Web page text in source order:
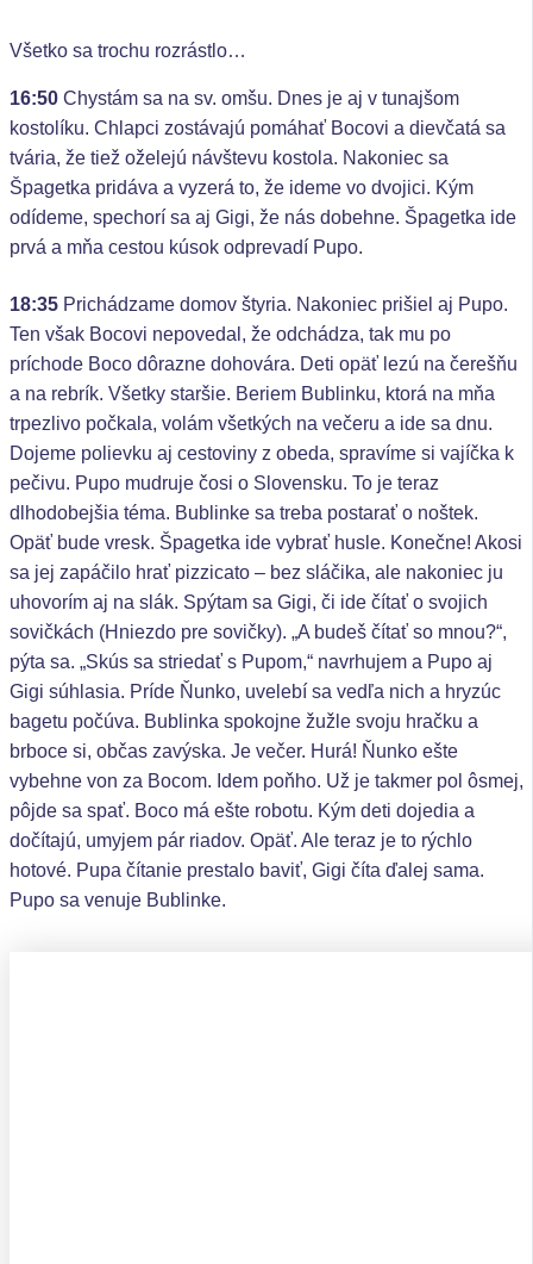
Všetko sa trochu rozrástlo…
16:50 Chystám sa na sv. omšu. Dnes je aj v tunajšom
kostolíku. Chlapci zostávajú pomáhať Bocovi a dievčatá sa
tvária, že tiež oželejú návštevu kostola. Nakoniec sa
Špagetka pridáva a vyzerá to, že ideme vo dvojici. Kým
odídeme, spechorí sa aj Gigi, že nás dobehne. Špagetka ide
prvá a mňa cestou kúsok odprevadí Pupo.
18:35 Prichádzame domov štyria. Nakoniec prišiel aj Pupo.
Ten však Bocovi nepovedal, že odchádza, tak mu po
príchode Boco dôrazne dohovára. Deti opäť lezú na čerešňu
a na rebrík. Všetky staršie. Beriem Bublinku, ktorá na mňa
trpezlivo počkala, volám všetkých na večeru a ide sa dnu.
Dojeme polievku aj cestoviny z obeda, spravíme si vajíčka k
pečivu. Pupo mudruje čosi o Slovensku. To je teraz
dlhodobejšia téma. Bublinke sa treba postarať o noštek.
Opäť bude vresk. Špagetka ide vybrať husle. Konečne! Akosi
sa jej zapáčilo hrať pizzicato – bez sláčika, ale nakoniec ju
uhovorím aj na slák. Spýtam sa Gigi, či ide čítať o svojich
sovičkách (Hniezdo pre sovičky). „A budeš čítať so mnou?“,
pýta sa. „Skús sa striedať s Pupom,“ navrhujem a Pupo aj
Gigi súhlasia. Príde Ňunko, uvelebí sa vedľa nich a hryzúc
bagetu počúva. Bublinka spokojne žužle svoju hračku a
brboce si, občas zavýska. Je večer. Hurá! Ňunko ešte
vybehne von za Bocom. Idem poňho. Už je takmer pol ôsmej,
pôjde sa spať. Boco má ešte robotu. Kým deti dojedia a
dočítajú, umyjem pár riadov. Opäť. Ale teraz je to rýchlo
hotové. Pupa čítanie prestalo baviť, Gigi číta ďalej sama.
Pupo sa venuje Bublinke.